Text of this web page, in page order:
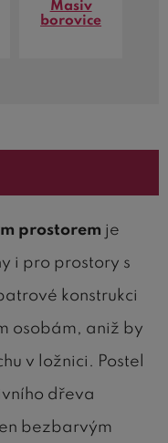
Masiv
borovice
prostorem je
i pro prostory s
konstrukci
osobám, aniž by
v ložnici. Postel
dřeva
bezbarvým